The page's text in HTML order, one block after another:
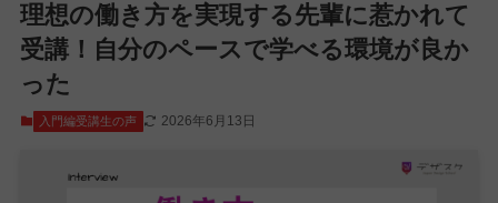
理想の働き方を実現する先輩に惹かれて
受講！自分のペースで学べる環境が良か
った
入門編受講生の声 2026年6月13日